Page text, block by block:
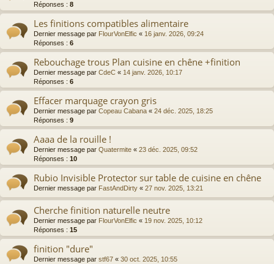
Réponses : 8
Les finitions compatibles alimentaire
Dernier message par FlourVonElfic « 16 janv. 2026, 09:24
Réponses : 6
Rebouchage trous Plan cuisine en chêne +finition
Dernier message par CdeC « 14 janv. 2026, 10:17
Réponses : 6
Effacer marquage crayon gris
Dernier message par Copeau Cabana « 24 déc. 2025, 18:25
Réponses : 9
Aaaa de la rouille !
Dernier message par Quatermite « 23 déc. 2025, 09:52
Réponses : 10
Rubio Invisible Protector sur table de cuisine en chêne
Dernier message par FastAndDirty « 27 nov. 2025, 13:21
Cherche finition naturelle neutre
Dernier message par FlourVonElfic « 19 nov. 2025, 10:12
Réponses : 15
finition "dure"
Dernier message par stf67 « 30 oct. 2025, 10:55